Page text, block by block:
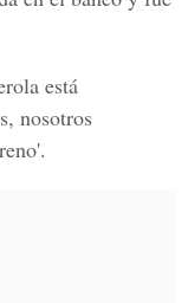
está
nosotros